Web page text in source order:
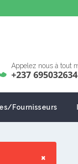
Appelez nous à tout
+237 695032634
Fournisseurs
×